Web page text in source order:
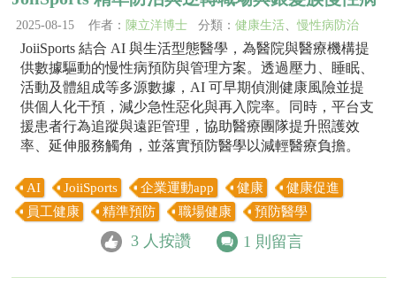
2025-08-15 作者： 陳立洋博士 分類： 健康生活、慢性病防治
JoiiSports 結合 AI 與生活型態醫學，為醫院與醫療機構提
供數據驅動的慢性病預防與管理方案。透過壓力、睡眠、
活動及體組成等多源數據，AI 可早期偵測健康風險並提
供個人化干預，減少急性惡化與再入院率。同時，平台支
援患者行為追蹤與遠距管理，協助醫療團隊提升照護效
率、延伸服務觸角，並落實預防醫學以減輕醫療負擔。
AI JoiiSports 企業運動app 健康
健康促進
員工健康
精準預防 職場健康 預防醫學
3 人按讚 1 則留言